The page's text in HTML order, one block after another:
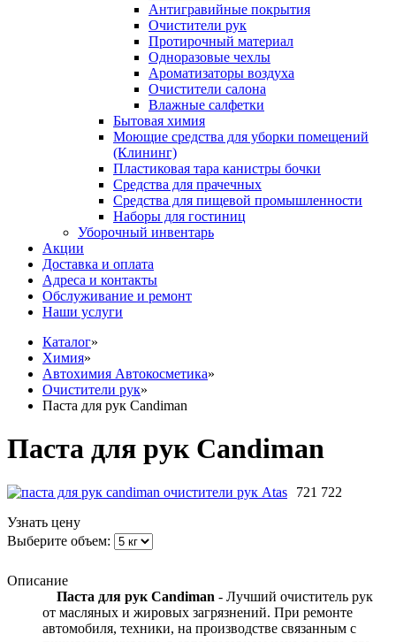
Антигравийные покрытия
Очистители рук
Протирочный материал
Одноразовые чехлы
Ароматизаторы воздуха
Очистители салона
Влажные салфетки
Бытовая химия
Моющие средства для уборки помещений
(Клининг)
Пластиковая тара канистры бочки
Средства для прачечных
Средства для пищевой промышленности
Наборы для гостиниц
Уборочный инвентарь
Акции
Доставка и оплата
Адреса и контакты
Обслуживание и ремонт
Наши услуги
Каталог»
Химия»
Автохимия Автокосметика»
Очистители рук»
Паста для рук Candiman
Паста для рук Candiman
721 722
Узнать цену
Выберите объем:
Описание
Паста для рук Candiman - Лучший очиститель рук
от масляных и жировых загрязнений. При ремонте
автомобиля, техники, на производстве связанным с